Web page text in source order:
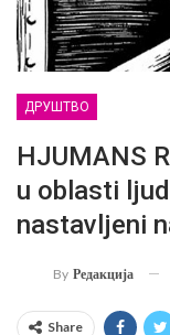
ДРУШТВО
HJUMANS
u oblasti
nastavljeni
By Редакција
Share